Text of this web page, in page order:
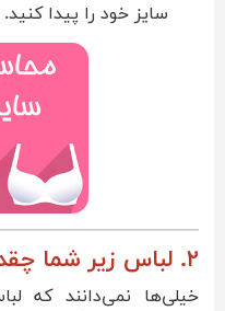
سایز خود را پیدا کنید.
۲. لباس زیر شما چقدر باید عمر کند؟
خیلی‌ها نمی‌دانند که